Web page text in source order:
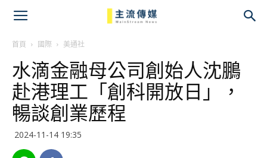
首頁 國際 美通社
水滴金融母公司創始人沈鵬
赴港理工「創科開放日」，
暢談創業歷程
2024-11-14 19:35